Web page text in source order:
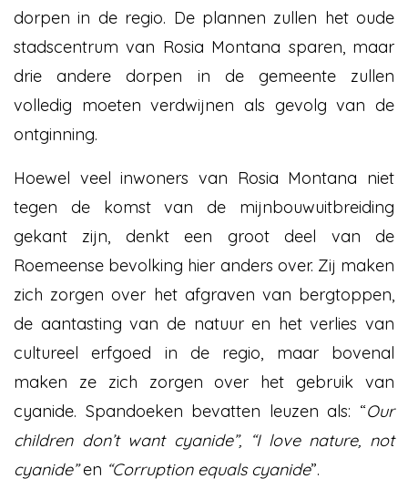
dorpen in de regio. De plannen zullen het oude
stadscentrum van Rosia Montana sparen, maar
drie andere dorpen in de gemeente zullen
volledig moeten verdwijnen als gevolg van de
ontginning.
Hoewel veel inwoners van Rosia Montana niet
tegen de komst van de mijnbouwuitbreiding
gekant zijn, denkt een groot deel van de
Roemeense bevolking hier anders over. Zij maken
zich zorgen over het afgraven van bergtoppen,
de aantasting van de natuur en het verlies van
cultureel erfgoed in de regio, maar bovenal
maken ze zich zorgen over het gebruik van
cyanide. Spandoeken bevatten leuzen als: “Our
children don’t want cyanide”, “I love nature, not
cyanide”en “Corruption equals cyanide”.